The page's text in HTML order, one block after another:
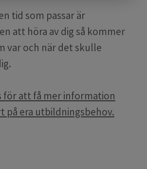
tid som passar är
att höra av dig så kommer
var och när det skulle
för att få mer information
på era utbildningsbehov.